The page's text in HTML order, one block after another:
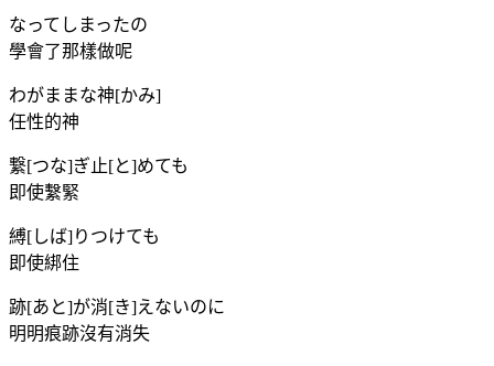
なってしまったの
學會了那樣做呢
わがままな神[かみ]
任性的神
繋[つな]ぎ止[と]めても
即使繫緊
縛[しば]りつけても
即使綁住
跡[あと]が消[き]えないのに
明明痕跡沒有消失